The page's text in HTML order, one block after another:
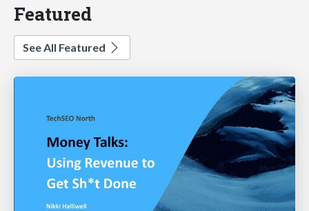
Featured
See All Featured